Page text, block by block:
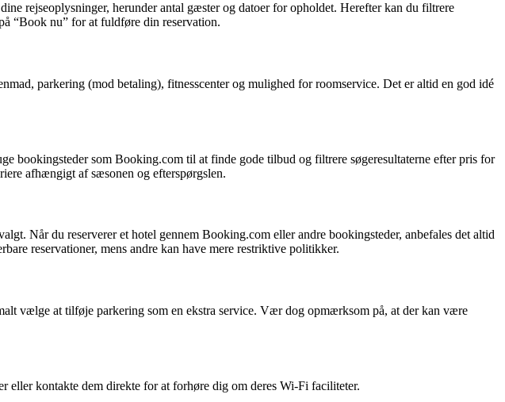
rejseoplysninger, herunder antal gæster og datoer for opholdet. Herefter kan du filtrere
“Book nu” for at fuldføre din reservation.
parkering (mod betaling), fitnesscenter og mulighed for roomservice. Det er altid en god idé
bookingsteder som Booking.com til at finde gode tilbud og filtrere søgeresultaterne efter pris for
afhængigt af sæsonen og efterspørgslen.
Når du reserverer et hotel gennem Booking.com eller andre bookingsteder, anbefales det altid
reservationer, mens andre kan have mere restriktive politikker.
vælge at tilføje parkering som en ekstra service. Vær dog opmærksom på, at der kan være
eller kontakte dem direkte for at forhøre dig om deres Wi-Fi faciliteter.